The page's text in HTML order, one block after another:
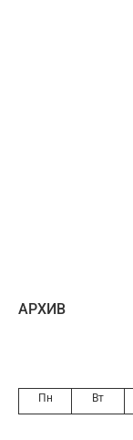
AРХИВ
Пн Вт